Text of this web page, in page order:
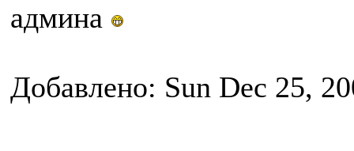
админа
Добавлено: Sun Dec 25,